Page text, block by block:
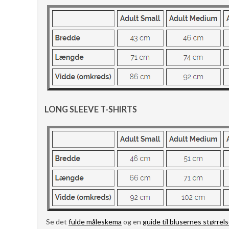
LONG SLEEVE T-SHIRTS
Se det fulde måleskema og en guide til blusernes